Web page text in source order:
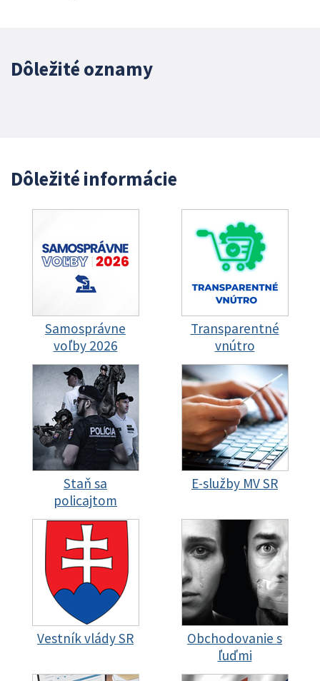
Dôležité oznamy
Dôležité informácie
Samosprávne
voľby 2026
Transparentné
vnútro
Staň sa
policajtom
E-služby MV SR
Vestník vlády SR
Obchodovanie s
ľuďmi